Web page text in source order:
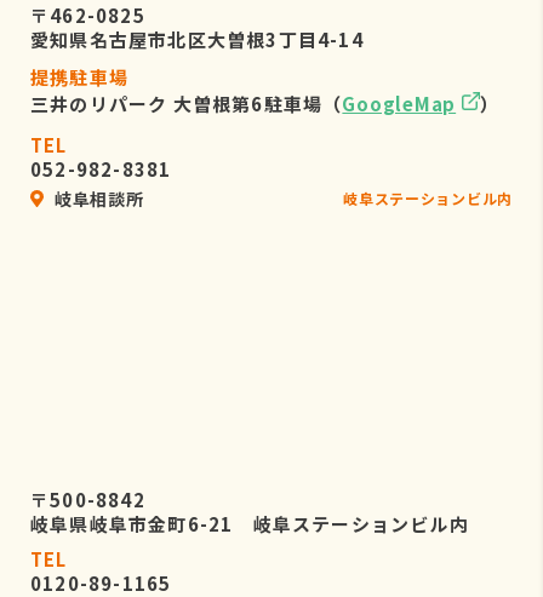
〒462-0825
愛知県名古屋市北区大曽根3丁目4-14
提携駐車場
三井のリパーク 大曽根第6駐車場（GoogleMap
）
TEL
052-982-8381
岐阜相談所 岐阜ステーションビル内
〒500-8842
岐阜県岐阜市金町6-21 岐阜ステーションビル内
TEL
0120-89-1165